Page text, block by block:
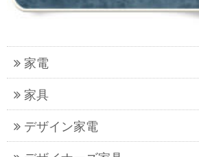
家電
家具
デザイン家電